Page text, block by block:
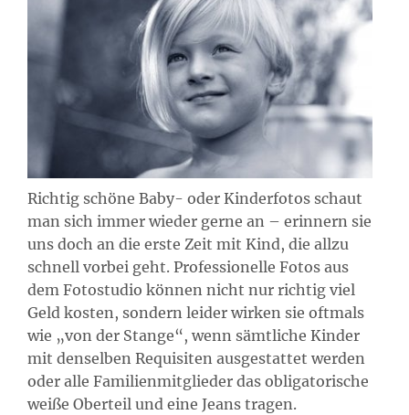
Richtig schöne Baby- oder Kinderfotos schaut
man sich immer wieder gerne an – erinnern sie
uns doch an die erste Zeit mit Kind, die allzu
schnell vorbei geht. Professionelle Fotos aus
dem Fotostudio können nicht nur richtig viel
Geld kosten, sondern leider wirken sie oftmals
wie „von der Stange“, wenn sämtliche Kinder
mit denselben Requisiten ausgestattet werden
oder alle Familienmitglieder das obligatorische
weiße Oberteil und eine Jeans tragen.